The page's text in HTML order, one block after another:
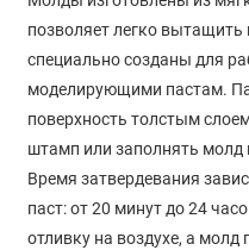
позволяет легко
специально созданы для
моделирующими пастам.
поверхность толстым
штамп или заполнять
Время затвердевания
паст: от 20 минут до 24
отливку на воздухе, а